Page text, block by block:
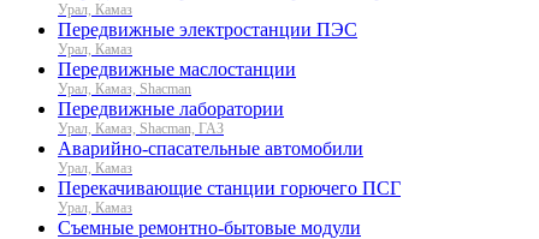
Урал, Камаз
Передвижные электростанции ПЭС
Урал, Камаз
Передвижные маслостанции
Урал, Камаз, Shacman
Передвижные лаборатории
Урал, Камаз, Shacman, ГАЗ
Аварийно-спасательные автомобили
Урал, Камаз
Перекачивающие станции горючего ПСГ
Урал, Камаз
Съемные ремонтно-бытовые модули